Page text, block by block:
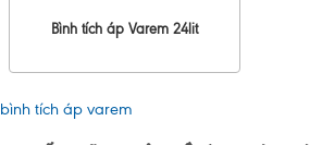
Bình tích áp Varem 24lit
bình tích áp varem